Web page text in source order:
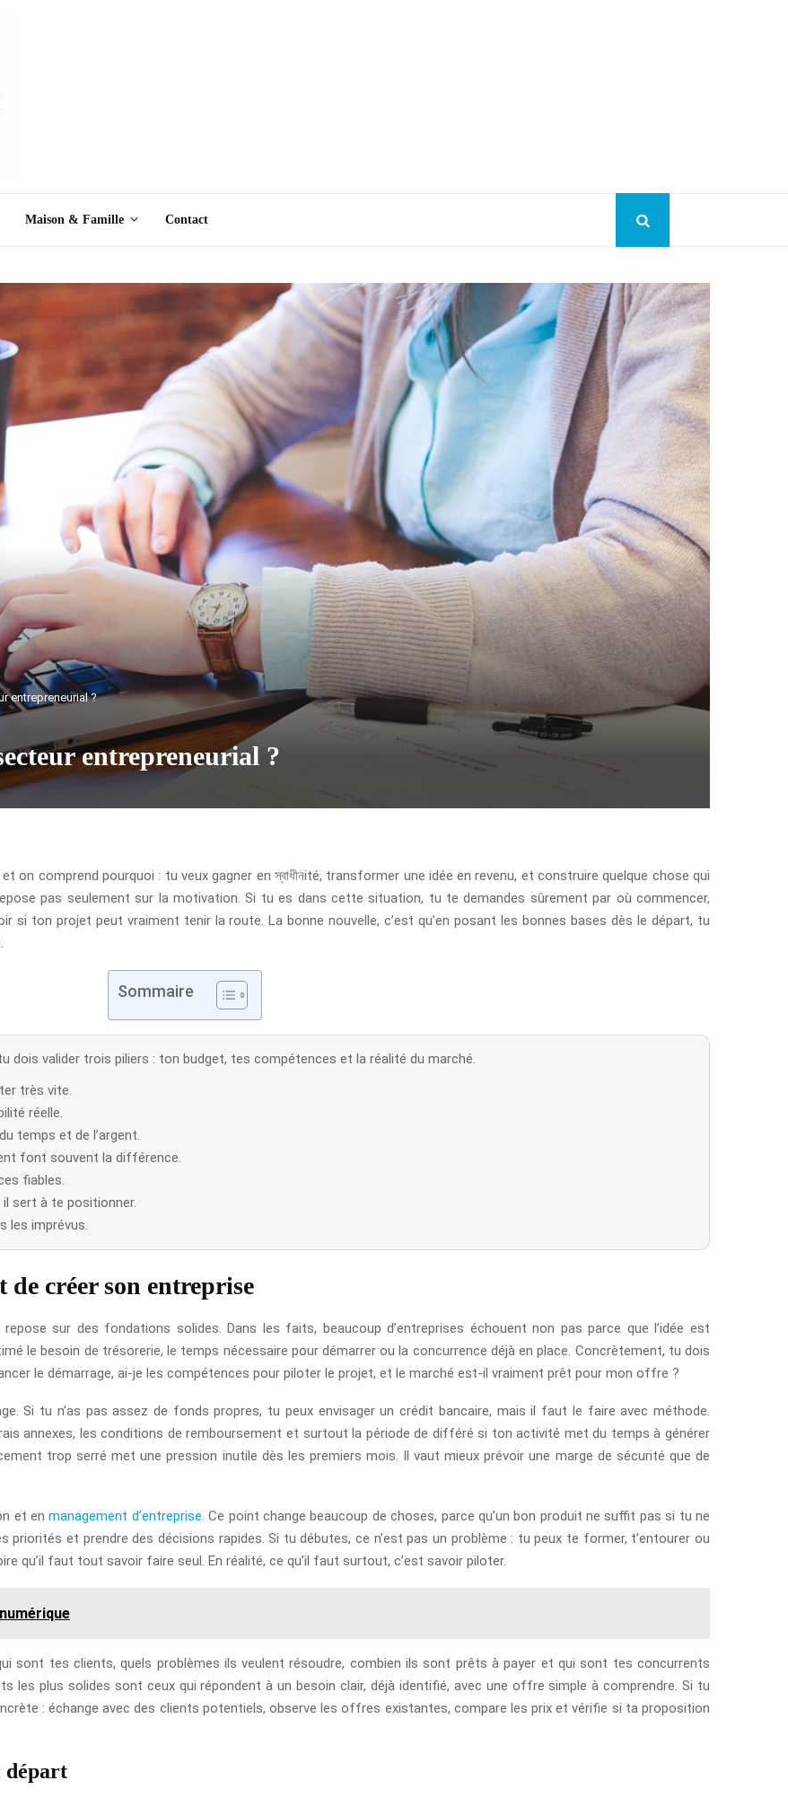
Maison & Famille Contact
entrepreneurial ?
entrepreneurial ?
on comprend pourquoi : tu veux gagner en স্বাধীনité, transformer une idée en revenu, et construire quelque chose qui
pas seulement sur la motivation. Si tu es dans cette situation, tu te demandes sûrement par où commencer,
ton projet peut vraiment tenir la route. La bonne nouvelle, c’est qu’en posant les bonnes bases dès le départ, tu
Sommaire
dois valider trois piliers : ton budget, tes compétences et la réalité du marché.
très vite.
réelle.
temps et de l’argent.
font souvent la différence.
fiables.
sert à te positionner.
les imprévus.
créer son entreprise
sur des fondations solides. Dans les faits, beaucoup d’entreprises échouent non pas parce que l’idée est
le besoin de trésorerie, le temps nécessaire pour démarrer ou la concurrence déjà en place. Concrètement, tu dois
le démarrage, ai-je les compétences pour piloter le projet, et le marché est-il vraiment prêt pour mon offre ?
Si tu n’as pas assez de fonds propres, tu peux envisager un crédit bancaire, mais il faut le faire avec méthode.
annexes, les conditions de remboursement et surtout la période de différé si ton activité met du temps à générer
trop serré met une pression inutile dès les premiers mois. Il vaut mieux prévoir une marge de sécurité que de
et enmanagement d’entreprise . Ce point change beaucoup de choses, parce qu’un bon produit ne suffit pas si tu ne
et prendre des décisions rapides. Si tu débutes, ce n’est pas un problème : tu peux te former, t’entourer ou
qu’il faut tout savoir faire seul. En réalité, ce qu’il faut surtout, c’est savoir piloter.
sont tes clients, quels problèmes ils veulent résoudre, combien ils sont prêts à payer et qui sont tes concurrents
les plus solides sont ceux qui répondent à un besoin clair, déjà identifié, avec une offre simple à comprendre. Si tu
: échange avec des clients potentiels, observe les offres existantes, compare les prix et vérifie si ta proposition
départ